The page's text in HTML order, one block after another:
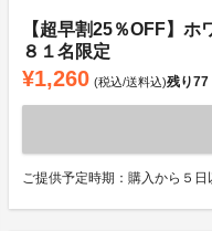
【超早割25％OFF】
８１名限定
¥1,260 (税込/送料込)残り77
ご提供予定時期：購入から５日